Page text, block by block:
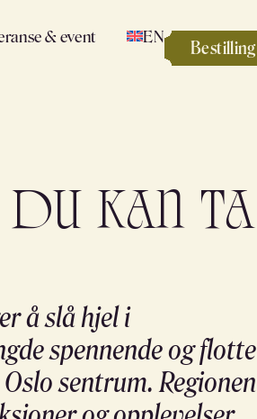
& event EN
Bestilling
kan ta
å slå hjel i
spennende og flotte
sentrum. Regionen